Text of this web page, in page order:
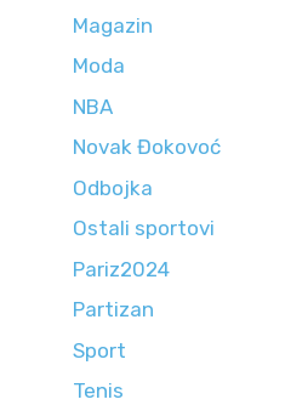
Magazin
Moda
NBA
Novak Đokovoć
Odbojka
Ostali sportovi
Pariz2024
Partizan
Sport
Tenis